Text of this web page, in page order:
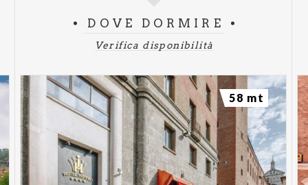
DOVE DORMIRE
Verifica disponibilità
58 mt